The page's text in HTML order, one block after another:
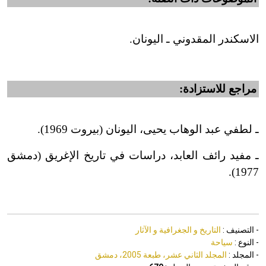
الاسكندر المقدوني ـ اليونان.
مراجع للاستزادة:
ـ لطفي عبد الوهاب يحيى، اليونان (بيروت 1969).
ـ مفيد رائف العابد، دراسات في تاريخ الإغريق (دمشق
1977).
- التصنيف : التاريخ و الجغرافية و الآثار
- النوع : سياحة
- المجلد : المجلد الثاني عشر، طبعة 2005، دمشق